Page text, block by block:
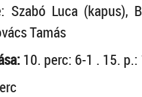
Szabó Luca (kapus),
Tamás
10. perc: 6-1 . 15.